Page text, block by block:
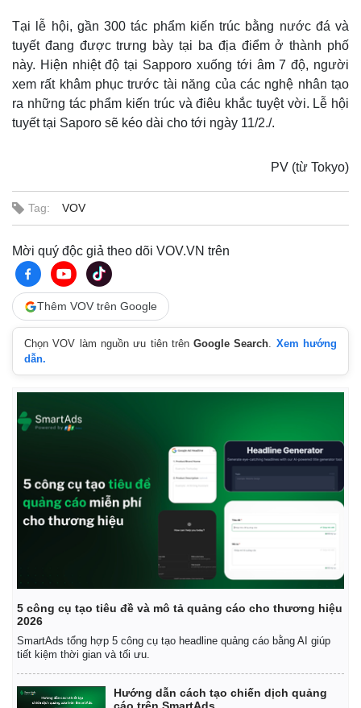
Quan sát
Cuộc sống đó đây
Hồ sơ
Multimedia
Video
Ảnh
Infographic
Tại lễ hội, gần 300 tác phẩm kiến trúc bằng nước đá và
tuyết đang được trưng bày tại ba địa điểm ở thành phố
này. Hiện nhiệt độ tại Sapporo xuống tới âm 7 độ, người
xem rất khâm phục trước tài năng của các nghệ nhân tạo
ra những tác phẩm kiến trúc và điêu khắc tuyệt vời. Lễ hội
tuyết tại Saporo sẽ kéo dài cho tới ngày 11/2./.
PV (từ Tokyo)
Tag: VOV
Mời quý độc giả theo dõi VOV.VN trên
Thêm VOV trên Google
Chọn VOV làm nguồn ưu tiên trênGoogle Search. Xem hướng
dẫn.
5 công cụ tạo tiêu đề và mô tả quảng cáo cho thương hiệu
2026
SmartAds tổng hợp 5 công cụ tạo headline quảng cáo bằng AI giúp
tiết kiệm thời gian và tối ưu.
Hướng dẫn cách tạo chiến dịch quảng
cáo trên SmartAds